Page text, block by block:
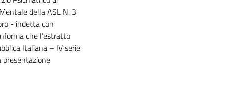
della ASL N. 3
- indetta con
che l’estratto
Italiana – IV serie
presentazione